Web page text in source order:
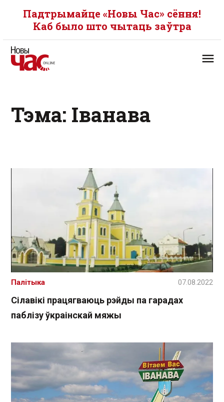
Падтрымайце «Новы Час» сёння!
Каб было што чытаць заўтра
Тэма: Іванава
Сілавікі працягваюць рэйды па гарадах
паблізу ўкраінскай мяжы
Палітыка 07.08.2022